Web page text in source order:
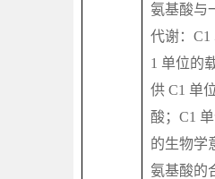
氨基酸与
代谢： C1
1 单位的
供C1 单
酸； C1
的生物学
氨基酸的